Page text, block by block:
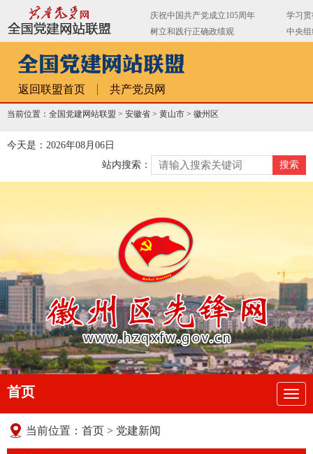
返回联盟首页 共产党员网
当前位置：全国党建网站联盟 > 安徽省 > 黄山市 > 徽州区
今天是：2026年08月06日
站内搜索：
导
航
首页
当前位置： 首页 > 党建新闻